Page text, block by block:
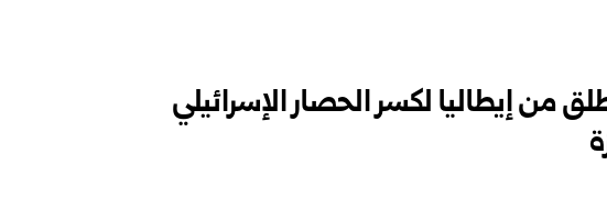
من إيطاليا لكسر الحصار الإسرائيلي